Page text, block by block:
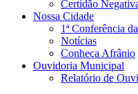
Certidão
Nossa Cidade
1ª Conferência
Notícias
Conheça Afrânio
Ouvidoria Municipal
Relatório de